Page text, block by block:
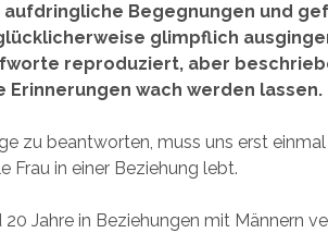
aufdringliche Begegnungen und
glimpflich
reproduziert, aber
Erinnerungen wach werden lassen.
zu beantworten, muss uns erst
Frau in einer Beziehung lebt.
20 Jahre in Beziehungen mit Männern